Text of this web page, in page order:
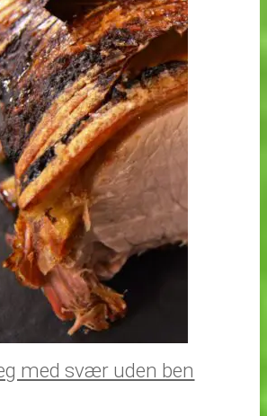
med svær uden ben